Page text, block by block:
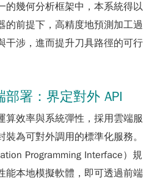
的幾何分析框架中，本系統得以
的前提下，高精度地預測加工過
干涉，進而提升刀具路徑的可行
署：界定對外 API
算效率與系統彈性，採用雲端服
為可對外調用的標準化服務。
Programming Interface）規
能本地模擬軟體，即可透過前端